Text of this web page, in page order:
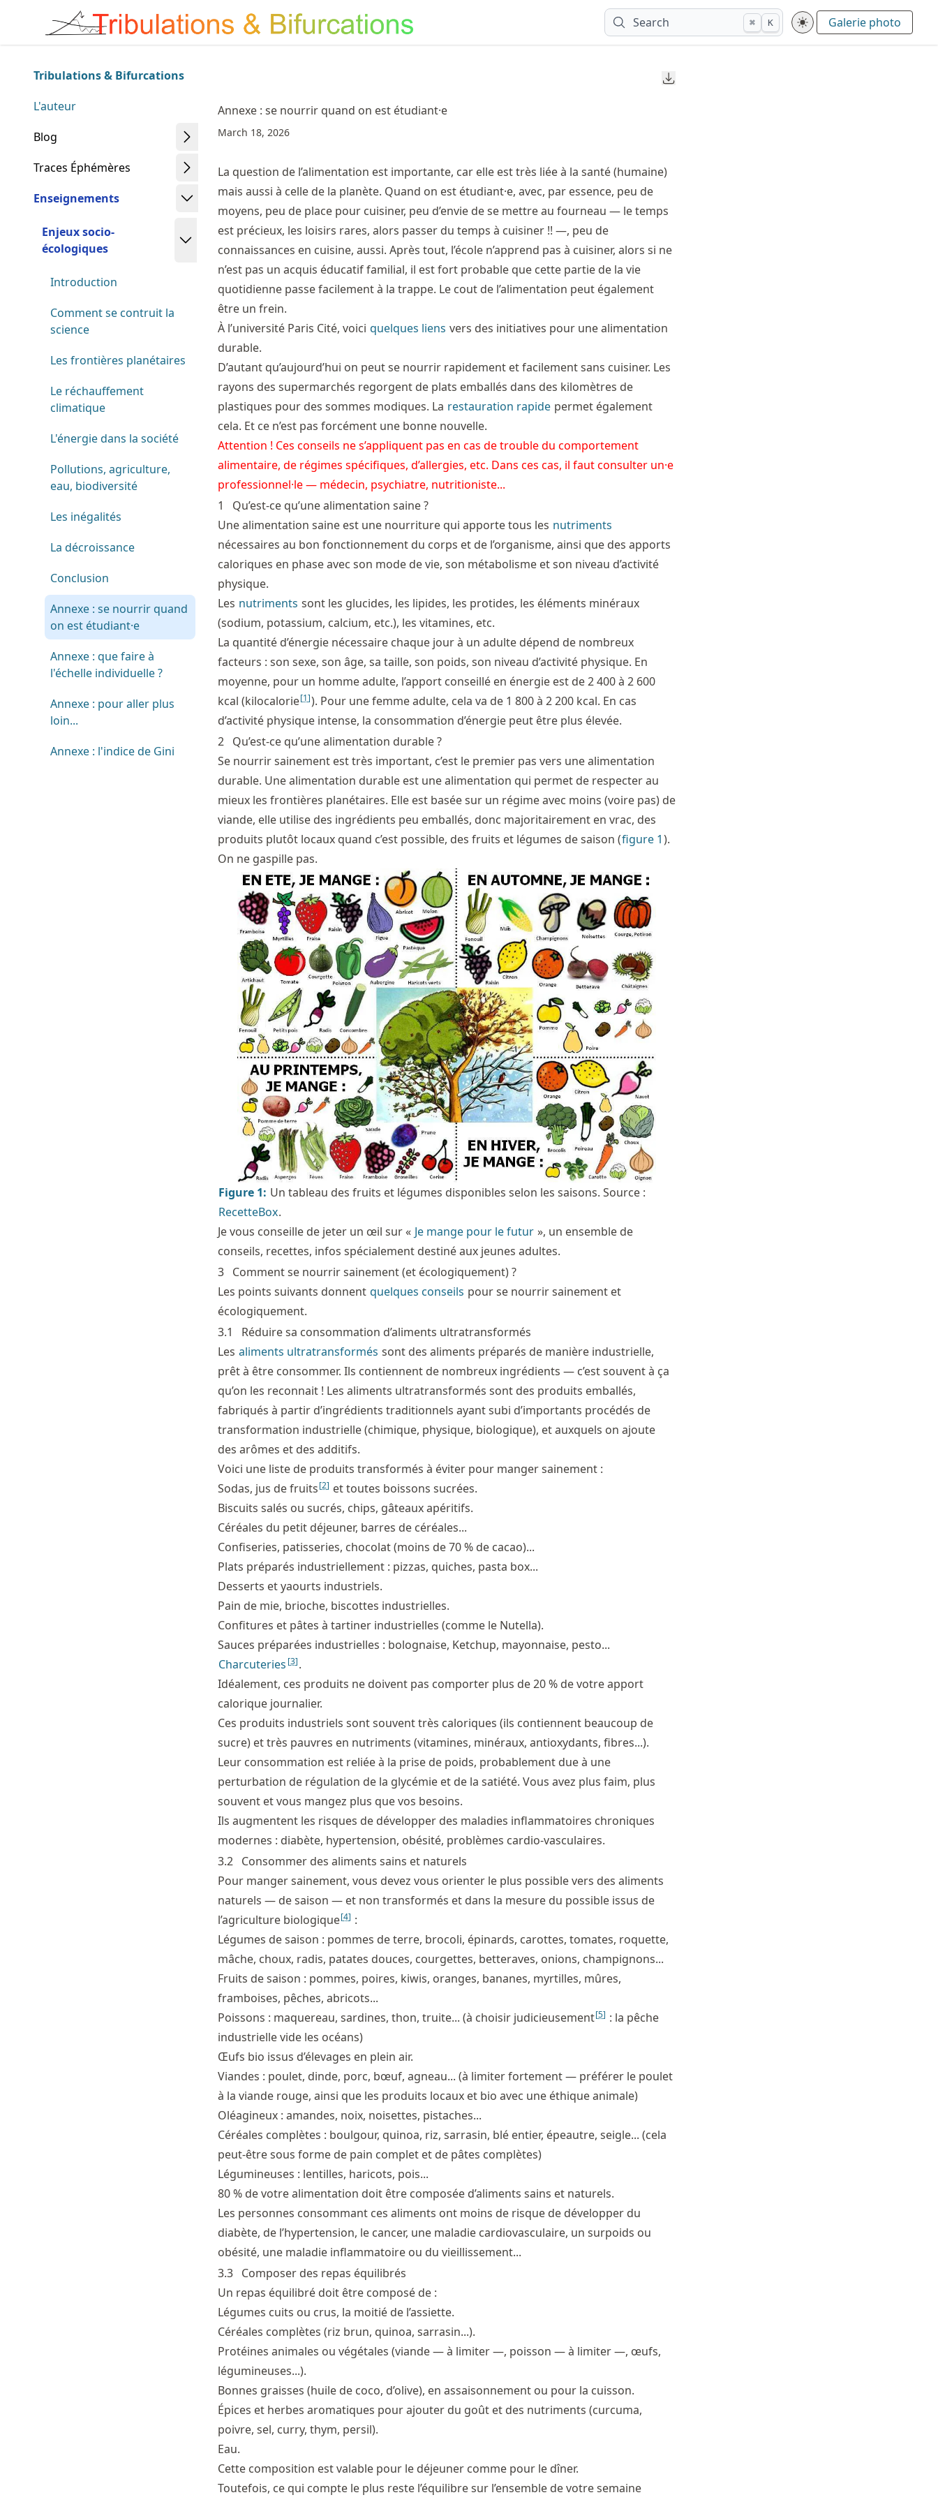
article
content
Made with MyST Search ⌘ K Galerie photo
Tribulations & Bifurcations
L'auteur
Blog
Traces Éphémères
Enseignements
Enjeux socio-
écologiques
Introduction
Comment se contruit la
science
Les frontières planétaires
Le réchauffement
climatique
L'énergie dans la société
Pollutions, agriculture,
eau, biodiversité
Les inégalités
La décroissance
Conclusion
Annexe : se nourrir quand
on est étudiant·e
Annexe : que faire à
l'échelle individuelle ?
Annexe : pour aller plus
loin...
Annexe : l'indice de Gini
Downloads
Annexe : se nourrir quand on est étudiant·e
March 18, 2026
La question de l’alimentation est importante, car elle est très liée à la santé (humaine)
mais aussi à celle de la planète. Quand on est étudiant·e, avec, par essence, peu de
moyens, peu de place pour cuisiner, peu d’envie de se mettre au fourneau — le temps
est précieux, les loisirs rares, alors passer du temps à cuisiner !! —, peu de
connaissances en cuisine, aussi. Après tout, l’école n’apprend pas à cuisiner, alors si ne
n’est pas un acquis éducatif familial, il est fort probable que cette partie de la vie
quotidienne passe facilement à la trappe. Le cout de l’alimentation peut également
être un frein.
À l’université Paris Cité, voici quelques liens vers des initiatives pour une alimentation
durable.
D’autant qu’aujourd’hui on peut se nourrir rapidement et facilement sans cuisiner. Les
rayons des supermarchés regorgent de plats emballés dans des kilomètres de
plastiques pour des sommes modiques. La restauration rapide permet également
cela. Et ce n’est pas forcément une bonne nouvelle.
Attention ! Ces conseils ne s’appliquent pas en cas de trouble du comportement
alimentaire, de régimes spécifiques, d’allergies, etc. Dans ces cas, il faut consulter un·e
professionnel·le — médecin, psychiatre, nutritioniste...
1
Qu’est-ce qu’une alimentation saine ?
Une alimentation saine est une nourriture qui apporte tous les nutriments
nécessaires au bon fonctionnement du corps et de l’organisme, ainsi que des apports
caloriques en phase avec son mode de vie, son métabolisme et son niveau d’activité
physique.
Les nutriments sont les glucides, les lipides, les protides, les éléments minéraux
(sodium, potassium, calcium, etc.), les vitamines, etc.
La quantité d’énergie nécessaire chaque jour à un adulte dépend de nombreux
facteurs : son sexe, son âge, sa taille, son poids, son niveau d’activité physique. En
moyenne, pour un homme adulte, l’apport conseillé en énergie est de 2 400 à 2 600
kcal (kilocalorie[1]). Pour une femme adulte, cela va de 1 800 à 2 200 kcal. En cas
d’activité physique intense, la consommation d’énergie peut être plus élevée.
2 Qu’est-ce qu’une alimentation durable ?
Se nourrir sainement est très important, c’est le premier pas vers une alimentation
durable. Une alimentation durable est une alimentation qui permet de respecter au
mieux les frontières planétaires. Elle est basée sur un régime avec moins (voire pas) de
viande, elle utilise des ingrédients peu emballés, donc majoritairement en vrac, des
produits plutôt locaux quand c’est possible, des fruits et légumes de saison (figure 1).
On ne gaspille pas.
Figure 1: Un tableau des fruits et légumes disponibles selon les saisons. Source :
RecetteBox.
Je vous conseille de jeter un œil sur « Je mange pour le futur », un ensemble de
conseils, recettes, infos spécialement destiné aux jeunes adultes.
3 Comment se nourrir sainement (et écologiquement) ?
Les points suivants donnent quelques conseils pour se nourrir sainement et
écologiquement.
3.1
Réduire sa consommation d’aliments ultratransformés
Les aliments ultratransformés sont des aliments préparés de manière industrielle,
prêt à être consommer. Ils contiennent de nombreux ingrédients — c’est souvent à ça
qu’on les reconnait ! Les aliments ultratransformés sont des produits emballés,
fabriqués à partir d’ingrédients traditionnels ayant subi d’importants procédés de
transformation industrielle (chimique, physique, biologique), et auxquels on ajoute
des arômes et des additifs.
Voici une liste de produits transformés à éviter pour manger sainement :
Sodas, jus de fruits[2] et toutes boissons sucrées.
Biscuits salés ou sucrés, chips, gâteaux apéritifs.
Céréales du petit déjeuner, barres de céréales...
Confiseries, patisseries, chocolat (moins de 70 % de cacao)...
Plats préparés industriellement : pizzas, quiches, pasta box...
Desserts et yaourts industriels.
Pain de mie, brioche, biscottes industrielles.
Confitures et pâtes à tartiner industrielles (comme le Nutella).
Sauces préparées industrielles : bolognaise, Ketchup, mayonnaise, pesto...
Charcuteries [3].
Idéalement, ces produits ne doivent pas comporter plus de 20 % de votre apport
calorique journalier.
Ces produits industriels sont souvent très caloriques (ils contiennent beaucoup de
sucre) et très pauvres en nutriments (vitamines, minéraux, antioxydants, fibres...).
Leur consommation est reliée à la prise de poids, probablement due à une
perturbation de régulation de la glycémie et de la satiété. Vous avez plus faim, plus
souvent et vous mangez plus que vos besoins.
Ils augmentent les risques de développer des maladies inflammatoires chroniques
modernes : diabète, hypertension, obésité, problèmes cardio-vasculaires.
3.2 Consommer des aliments sains et naturels
Pour manger sainement, vous devez vous orienter le plus possible vers des aliments
naturels — de saison — et non transformés et dans la mesure du possible issus de
l’agriculture biologique[4] :
Légumes de saison : pommes de terre, brocoli, épinards, carottes, tomates, roquette,
mâche, choux, radis, patates douces, courgettes, betteraves, onions, champignons...
Fruits de saison : pommes, poires, kiwis, oranges, bananes, myrtilles, mûres,
framboises, pêches, abricots...
Poissons : maquereau, sardines, thon, truite... (à choisir judicieusement[5] : la pêche
industrielle vide les océans)
Œufs bio issus d’élevages en plein air.
Viandes : poulet, dinde, porc, bœuf, agneau... (à limiter fortement — préférer le poulet
à la viande rouge, ainsi que les produits locaux et bio avec une éthique animale)
Oléagineux : amandes, noix, noisettes, pistaches...
Céréales complètes : boulgour, quinoa, riz, sarrasin, blé entier, épeautre, seigle... (cela
peut-être sous forme de pain complet et de pâtes complètes)
Légumineuses : lentilles, haricots, pois...
80 % de votre alimentation doit être composée d’aliments sains et naturels.
Les personnes consommant ces aliments ont moins de risque de développer du
diabète, de l’hypertension, le cancer, une maladie cardiovasculaire, un surpoids ou
obésité, une maladie inflammatoire ou du vieillissement...
3.3 Composer des repas équilibrés
Un repas équilibré doit être composé de :
Légumes cuits ou crus, la moitié de l’assiette.
Céréales complètes (riz brun, quinoa, sarrasin...).
Protéines animales ou végétales (viande — à limiter —, poisson — à limiter —, œufs,
légumineuses...).
Bonnes graisses (huile de coco, d’olive), en assaisonnement ou pour la cuisson.
Épices et herbes aromatiques pour ajouter du goût et des nutriments (curcuma,
poivre, sel, curry, thym, persil).
Eau.
Cette composition est valable pour le déjeuner comme pour le dîner.
Toutefois, ce qui compte le plus reste l’équilibre sur l’ensemble de votre semaine